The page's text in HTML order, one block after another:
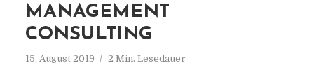
MANAGEMENT
CONSULTING
15. August 2019 2 Min. Lesedauer